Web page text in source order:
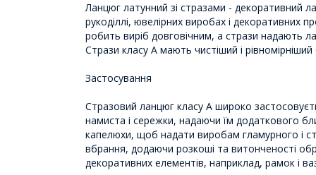
Ланцюг латунний зі стразами - декоративний
рукоділлі, ювелірних виробах і декоративних
робить виріб довговічним, а стрази надають
Стрази класу А мають чистіший і
Застосування
Стразовий ланцюг класу А широко
намиста і сережки, надаючи їм додаткового
капелюхи, щоб надати виробам гламурного і
вбрання, додаючи розкоші та витонченості
декоративних елементів, наприклад, рамок і